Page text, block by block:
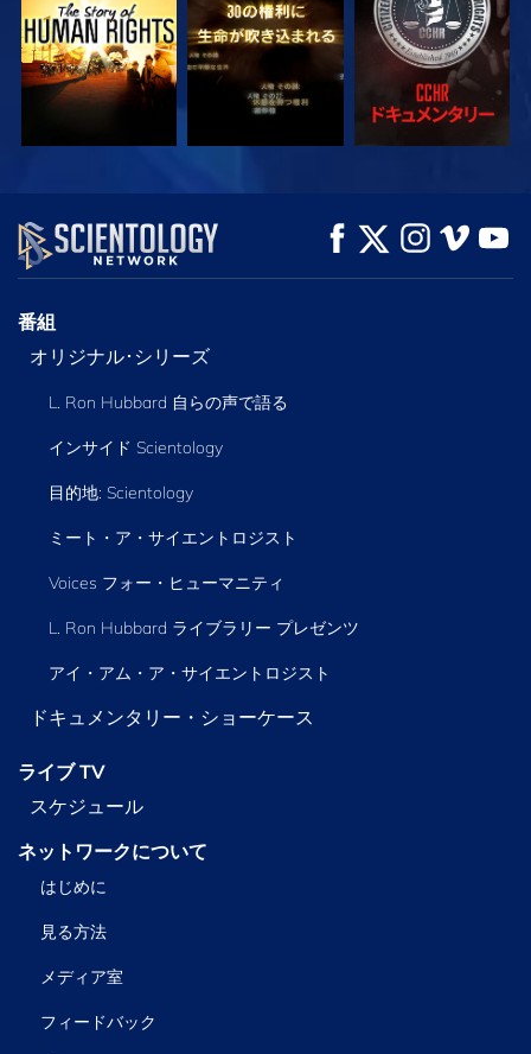
観る シリーズを探求
番組
オリジナル･シリーズ
L. Ron Hubbard 自らの声で語る
インサイド Scientology
目的地: Scientology
ミート・ア・サイエントロジスト
Voices フォー・ヒューマニティ
L. Ron Hubbard ライブラリー プレゼンツ
アイ・アム・ア・サイエントロジスト
ドキュメンタリー・ショーケース
ライブ TV
スケジュール
ネットワークについて
はじめに
見る方法
メディア室
フィードバック